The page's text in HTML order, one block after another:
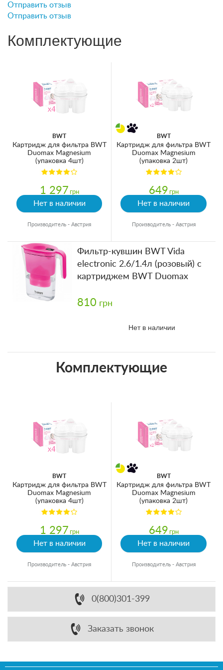
Отправить отзыв
Отправить отзыв
Комплектующие
BWT
Картридж для фильтра BWT
Duomax Magnesium
(упаковка 4шт)
1 297 грн
Нет в наличии
Производитель - Австрия
BWT
Картридж для фильтра BWT
Duomax Magnesium
(упаковка 2шт)
649 грн
Нет в наличии
Производитель - Австрия
Фильтр-кувшин BWT Vida
electronic 2.6/1.4л (розовый) с
картриджем BWT Duomax
810 грн
Нет в наличии
Комплектующие
BWT
Картридж для фильтра BWT
Duomax Magnesium
(упаковка 4шт)
1 297 грн
Нет в наличии
Производитель - Австрия
BWT
Картридж для фильтра BWT
Duomax Magnesium
(упаковка 2шт)
649 грн
Нет в наличии
Производитель - Австрия
0(800)301-399
Заказать звонок